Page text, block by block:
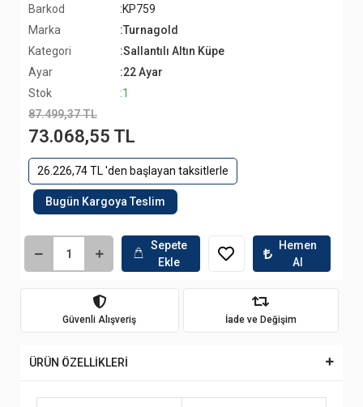
Barkod
:KP759
Marka
:Turnagold
Kategori
:Sallantılı Altın Küpe
Ayar
:22 Ayar
Stok
:1
87.499,37 TL
73.068,55 TL
26.226,74 TL 'den başlayan taksitlerle
Bugün Kargoya Teslim
Sepete
Ekle
Hemen
Al
Güvenli Alışveriş İade ve Değişim
ÜRÜN ÖZELLİKLERİ